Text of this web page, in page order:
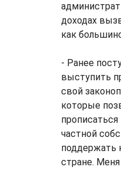
доходах
как
- Ранее
выступить
свой
которые
частной
поддержать
стране.